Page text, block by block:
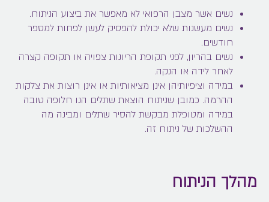
נשים אשר מצבן הרפואי לא מאפשר את ביצוע הניתוח.
נשים מעשנות שלא יכולת להפסיק לעשן לפחות למספר
חודשים.
נשים בהריון, לפני תקופת הריונות צפויה או תקופה קצרה
לאחר לידה או הנקה.
במידה וציפיותיהן אינן מציאותיות או אינן רוצות את צלקות
ההרמה. כמובן שניתוח הוצאת שתלים הנו חלופה טובה
במידה ומטופלת מבקשת להסיר שתלים ומבינה מה
ההשלכות של ניתוח זה.
מהלך הניתוח